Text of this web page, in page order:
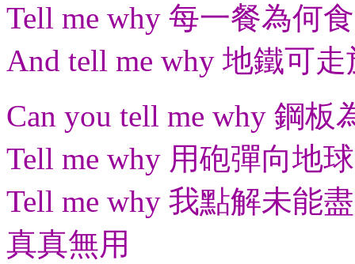
Tell me why 每一餐為何食
And tell me why 地鐵可
Can you tell me why 鋼板
Tell me why 用砲彈向地
Tell me why 我點解未能
真真無用